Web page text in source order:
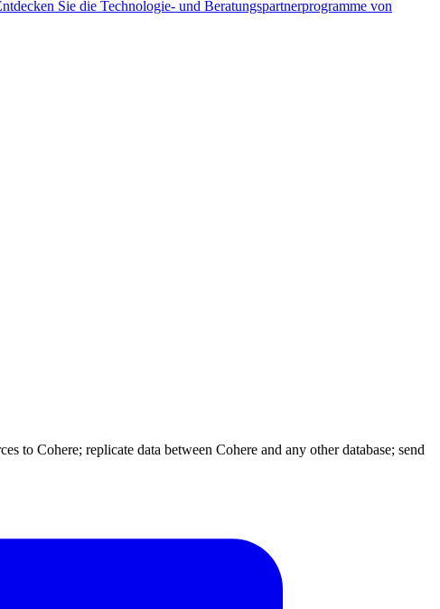
Sie die Technologie- und Beratungspartnerprogramme von
to Cohere; replicate data between Cohere and any other database; send